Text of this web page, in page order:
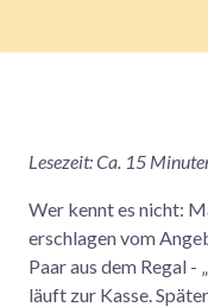
Lesezeit: Ca. 15
Wer kennt es nicht:
erschlagen vom
Paar aus dem Regal -
läuft zur Kasse.